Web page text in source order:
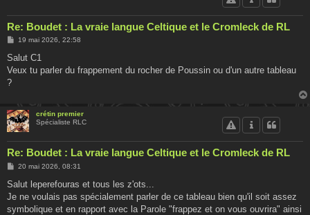
Re: Boudet : La vraie langue Celtique et le Cromleck de RL
M
s
a
19 mai 2026, 22:58
Salut C1
Veux tu parler du frappement du rocher de Poussin ou d'un autre tableau
?
crétin premier
Spécialiste RLC
Re: Boudet : La vraie langue Celtique et le Cromleck de RL
M
s
a
g
20 mai 2026, 08:31
Salut leperefouras et tous les z'ots...
Je ne voulais pas spécialement parler de ce tableau bien qu'il soit assez
symbolique et en rapport avec la Parole "frappez et on vous ouvrira" ainsi